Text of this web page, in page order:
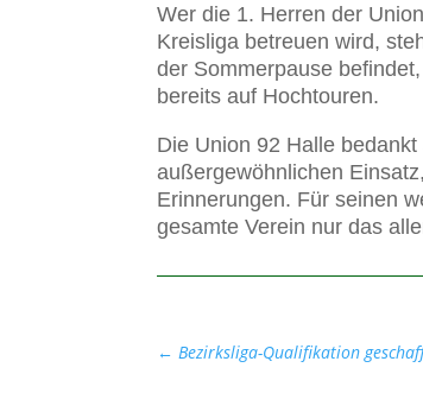
Wer die 1. Herren der
Kreisliga betreuen wird,
der Sommerpause
bereits auf Hochtouren.
Die Union 92 Halle
außergewöhnlichen
Erinnerungen. Für seinen
gesamte Verein nur das
← Bezirksliga-Qualifikation